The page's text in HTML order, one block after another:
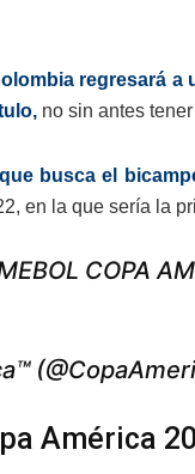
regresará a
no sin antes
busca el
en la que sería la
COPA
América